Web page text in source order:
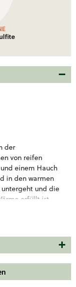
der
von reifen
einem Hauch
in den warmen
untergeht und die
erfüllt ist.
und
harmonisch,
Frucht- und
volle Abgang
Runden,